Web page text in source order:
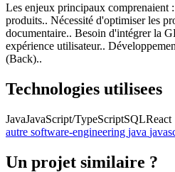
Les enjeux principaux comprenaient
produits.. Nécessité d'optimiser les
documentaire.. Besoin d'intégrer la
expérience utilisateur..
(Back)..
Technologies utilisees
JavaJavaScript/TypeScriptSQLReact
autre software-engineering java
Un projet similaire ?